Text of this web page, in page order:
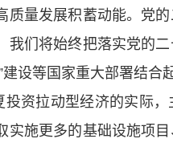
量发展积蓄动能。党的
我们将始终把落实党的
设等国家重大部署结合
投资拉动型经济的实际
实施更多的基础设施项